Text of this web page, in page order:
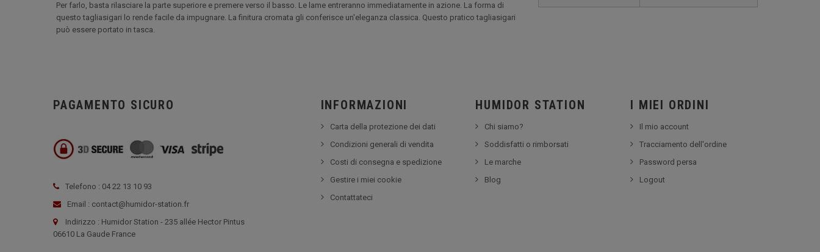
Per farlo, basta rilasciare la parte superiore e premere verso il basso. Le lame entreranno immediatamente in azione. La forma di
questo tagliasigari lo rende facile da impugnare. La finitura cromata gli conferisce un'eleganza classica. Questo pratico tagliasigari
può essere portato in tasca.
PAGAMENTO SICURO
Telefono : 04 22 13 10 93
Email : contact@humidor-station.fr
Indirizzo : Humidor Station - 235 allée Hector Pintus
06610 La Gaude France
INFORMAZIONI
Carta della protezione dei dati
Condizioni generali di vendita
Costi di consegna e spedizione
Gestire i miei cookie
Contattateci
HUMIDOR STATION
Chi siamo?
Soddisfatti o rimborsati
Le marche
Blog
I MIEI ORDINI
Il mio account
Tracciamento dell'ordine
Password persa
Logout